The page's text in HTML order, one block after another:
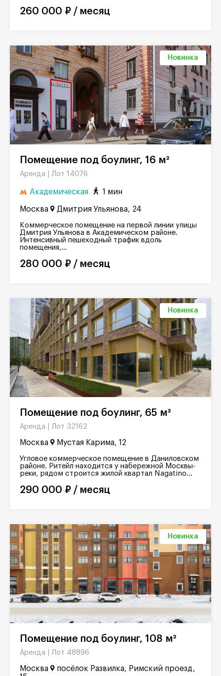
260 000 ₽ / месяц
Новинка
Помещение под боулинг, 16 м²
Аренда | Лот 14076
Академическая 1 мин
Москва Дмитрия Ульянова, 24
Коммерческое помещение на первой линии улицы
Дмитрия Ульянова в Академическом районе.
Интенсивный пешеходный трафик вдоль
помещения,...
280 000 ₽ / месяц
Новинка
Помещение под боулинг, 65 м²
Аренда | Лот 32162
Москва Мустая Карима, 12
Угловое коммерческое помещение в Даниловском
районе. Ритейл находится у набережной Москвы-
реки, рядом строится жилой квартал Nagatino...
290 000 ₽ / месяц
Новинка
Помещение под боулинг, 108 м²
Аренда | Лот 48896
Москва
посёлок Развилка, Римский проезд,